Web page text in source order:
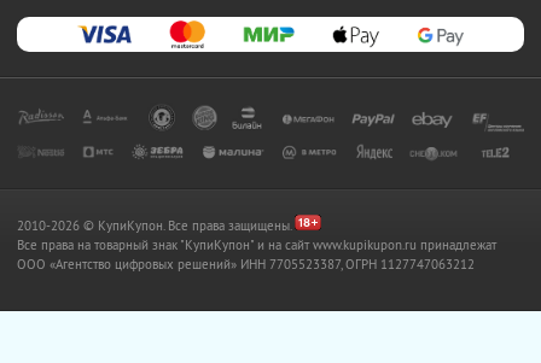
2010-2026 © КупиКупон. Все права защищены.
Все права на товарный знак "КупиКупон" и на сайт www.kupikupon.ru принадлежат
OOO «Агентство цифровых решений» ИНН 7705523387, ОГРН 1127747063212